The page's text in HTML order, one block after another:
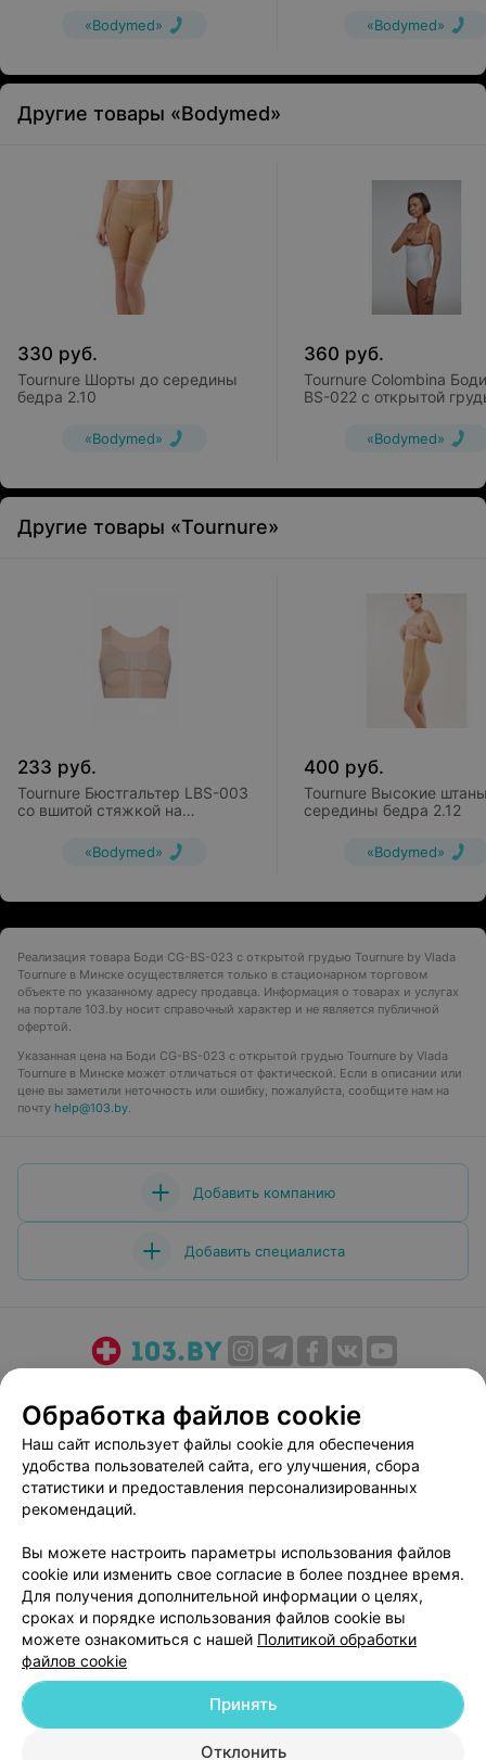
«Bodymed» «Bodymed»
Другие товары «Bodymed»
330 руб.
Tournure Шорты до середины
бедра 2.10
«Bodymed»
360 руб.
Tournure Colombina
BS-022 с открытой
«Bodymed»
Другие товары «Tournure»
233 руб.
Tournure Бюстгальтер LBS-003
со вшитой стяжкой на
«Bodymed»
400 руб.
Tournure Высокие
середины бедра 2.12
«Bodymed»
Реализация товара Боди CG-BS-023 с открытой грудью Tournure by Vlada
Tournure в Минске осуществляется только в стационарном торговом
объекте по указанному адресу продавца. Информация о товарах и услугах
на портале 103.by носит справочный характер и не является публичной
офертой.
Указанная цена на Боди CG-BS-023 с открытой грудью Tournure by Vlada
Tournure в Минске может отличаться от фактической. Если в описании или
цене вы заметили неточность или ошибку, пожалуйста, сообщите нам на
почту help@103.by.
Добавить компанию
Добавить специалиста
Медицинский маркетинг
Публичный договор
Пользовательское соглашение
Способы оплаты
Вакансии
Партнеры
Персональные настройки cookie
Обработка персональных данных
© 2026 ООО «Артокс Лаб», УНП 191700409| 220012, Республика Беларусь,
Обработка файлов cookie
Наш сайт использует файлы cookie для обеспечения
удобства пользователей сайта, его улучшения, сбора
статистики и предоставления персонализированных
рекомендаций.
Вы можете настроить параметры использования файлов
cookie или изменить свое согласие в более позднее время.
Для получения дополнительной информации о целях,
сроках и порядке использования файлов cookie вы
можете ознакомиться с нашей Политикой обработки
файлов cookie
Отклонить
Принять